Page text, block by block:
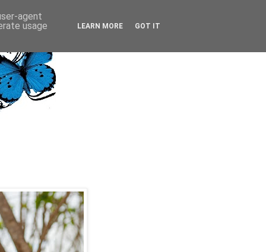
agent
usage
LEARN MORE GOT IT